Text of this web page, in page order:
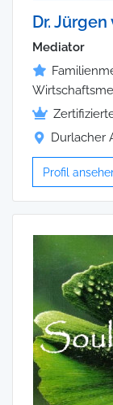
Dr.
Mediator
Durlacher
Profil